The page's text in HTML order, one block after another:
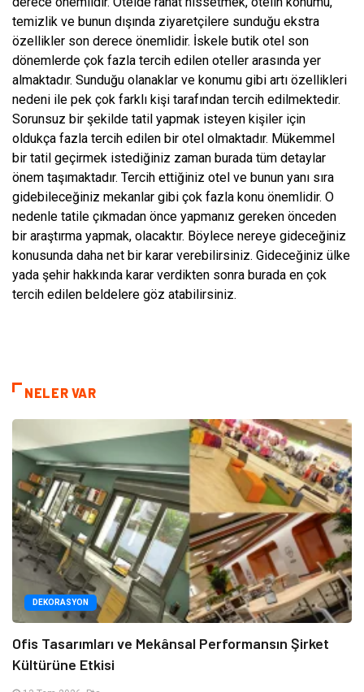
temizlik ve bunun dışında ziyaretçilere sunduğu ekstra
özellikler son derece önemlidir. İskele butik otel son
dönemlerde çok fazla tercih edilen oteller arasında yer
almaktadır. Sunduğu olanaklar ve konumu gibi artı özellikleri
nedeni ile pek çok farklı kişi tarafından tercih edilmektedir.
Sorunsuz bir şekilde tatil yapmak isteyen kişiler için
oldukça fazla tercih edilen bir otel olmaktadır. Mükemmel
bir tatil geçirmek istediğiniz zaman burada tüm detaylar
önem taşımaktadır. Tercih ettiğiniz otel ve bunun yanı sıra
gidebileceğiniz mekanlar gibi çok fazla konu önemlidir. O
nedenle tatile çıkmadan önce yapmanız gereken önceden
bir araştırma yapmak, olacaktır. Böylece nereye gideceğiniz
konusunda daha net bir karar verebilirsiniz. Gideceğiniz ülke
yada şehir hakkında karar verdikten sonra burada en çok
tercih edilen beldelere göz atabilirsiniz.
NELER VAR
DEKORASYON
Ofis Tasarımları ve Mekânsal Performansın Şirket
Kültürüne Etkisi